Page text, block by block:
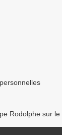
Rodolphe sur